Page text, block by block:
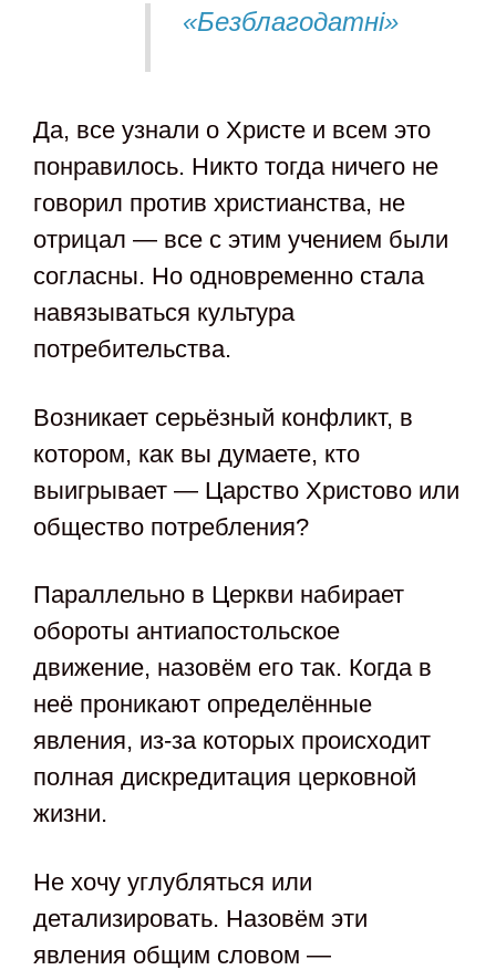
«Безблагодатні»
Да, все узнали о Христе и всем это
понравилось. Никто тогда ничего не
говорил против христианства, не
отрицал — все с этим учением были
согласны. Но одновременно стала
навязываться культура
потребительства.
Возникает серьёзный конфликт, в
котором, как вы думаете, кто
выигрывает — Царство Христово или
общество потребления?
Параллельно в Церкви набирает
обороты антиапостольское
движение, назовём его так. Когда в
неё проникают определённые
явления, из-за которых происходит
полная дискредитация церковной
жизни.
Не хочу углубляться или
детализировать. Назовём эти
явления общим словом —